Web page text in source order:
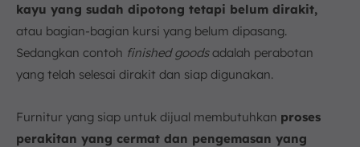
kayu yang sudah dipotong tetapi belum dirakit,
atau bagian-bagian kursi yang belum dipasang.
Sedangkan contoh finished goodsadalah perabotan
yang telah selesai dirakit dan siap digunakan.
Furnitur yang siap untuk dijual membutuhkan proses
perakitan yang cermat dan pengemasan yang